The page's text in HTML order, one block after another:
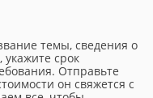
темы, сведения о
срок
Отправьте
он свяжется с